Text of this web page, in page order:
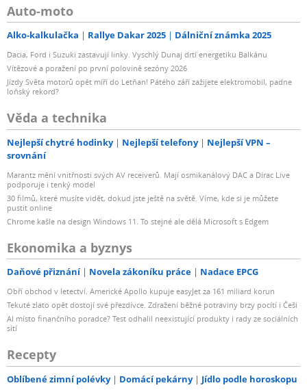
Auto-moto
Alko-kalkulačka Rallye Dakar 2025 Dálniční známka 2025
Dacia, Ford i Suzuki zastavují linky. Vyschlý Dunaj drtí energetiku Balkánu
Vítězové a poražení po první polovině sezóny 2026
Jízdy Světa motorů opět míří do Letňan! Pátého září zažijete elektromobil, padne
loňský rekord?
Věda a technika
Nejlepší chytré hodinky Nejlepší telefony
Nejlepší VPN –
srovnání
Marantz mění vnitřnosti svých AV receiverů. Mají osmikanálový DAC a Dirac Live
podporuje i tenký model
30 filmů, které musíte vidět, dokud jste ještě na světě. Víme, kde si je můžete
pustit online
Chrome kašle na design Windows 11. To stejné ale dělá Microsoft s Edgem
Ekonomika a byznys
Daňové přiznání Novela zákoníku práce Nadace EPCG
Obří obchod v letectví. Americké Apollo kupuje easyJet za 161 miliard korun
Tekuté zlato opět dostojí své přezdívce. Zdražení běžné potraviny brzy pocítí i Češi
AI místo finančního poradce? Test odhalil neexistující produkty i rady ze sociálních
sítí
Recepty
Oblíbené zimní polévky Domácí pekárny Jídlo podle horoskopu